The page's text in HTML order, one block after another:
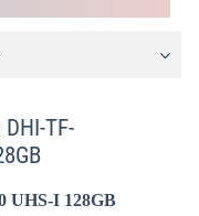
TF-
UHS-I 128GB